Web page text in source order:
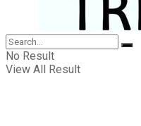
No Result
View All Result